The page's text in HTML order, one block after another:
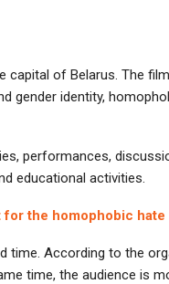
capital of Belarus. The
gender identity,
performances,
educational activities.
the homophobic
According to the
time, the audience is